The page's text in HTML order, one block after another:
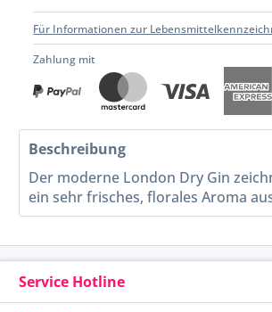
Für Informationen zur
Zahlung mit
Beschreibung
Der moderne London Dry Gin
ein sehr frisches, florales Aroma
Service Hotline